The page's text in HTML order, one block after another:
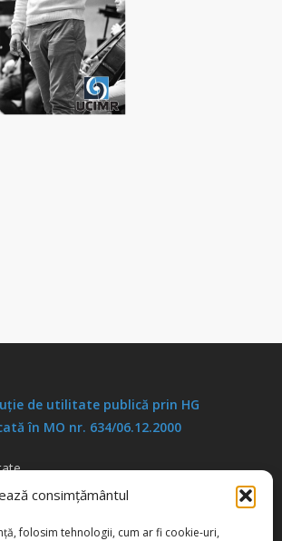
consimțământul
folosim tehnologii, cum ar fi cookie-uri,
de utilitate publică prin HG
în MO nr. 634/06.12.2000